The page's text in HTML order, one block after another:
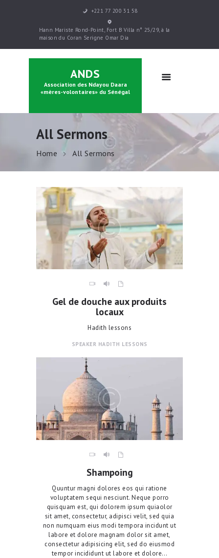
+221 77 200 31 58
Hann Mariste Rond-Point, Fort B Villa n° 25/29, à la
maison du Coran Serigne Omar Dia
ANDS
Association des Ndayou Daara
«mères-volontaires» du Sénégal
All Sermons
Home All Sermons
PRÉSENTATION
PARRAINAGE
CONTACTS
BOUTIQUE
Gel de douche aux produits
locaux
Hadith lessons
SPEAKER HADITH LESSONS
Shampoing
Quuntur magni dolores eos qui ratione
voluptatem sequi nesciunt. Neque porro
quisquam est, qui dolorem ipsum quiaolor
sit amet, consectetur, adipisci velit, sed quia
non numquam eius modi tempora incidunt ut
labore et dolore magnam dolor sit amet,
consectetur adipisicing elit, sed do eiusmod
tempor incididunt ut labore et dolore…